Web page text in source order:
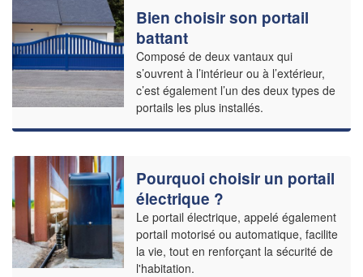
Bien choisir son portail
battant
Composé de deux vantaux qui
s’ouvrent à l’intérieur ou à l’extérieur,
c’est également l’un des deux types de
portails les plus installés.
Pourquoi choisir un portail
électrique ?
Le portail électrique, appelé également
portail motorisé ou automatique, facilite
la vie, tout en renforçant la sécurité de
l'habitation.